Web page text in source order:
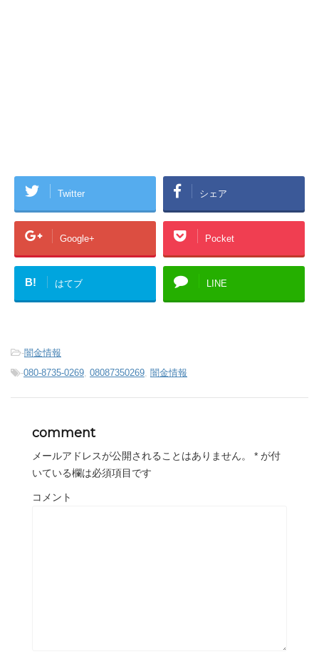
Twitter シェア
Google+ Pocket
B! はてブ LINE
-闇金情報
-080-8735-0269, 08087350269, 闇金情報
comment
メールアドレスが公開されることはありません。 * が付
いている欄は必須項目です
コメント